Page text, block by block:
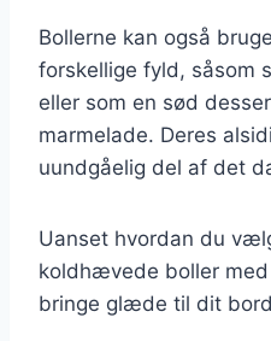
Bollerne kan også
forskellige fyld, såsom
eller som en sød
marmelade. Deres
uundgåelig del af det
Uanset hvordan du
koldhævede boller
bringe glæde til dit